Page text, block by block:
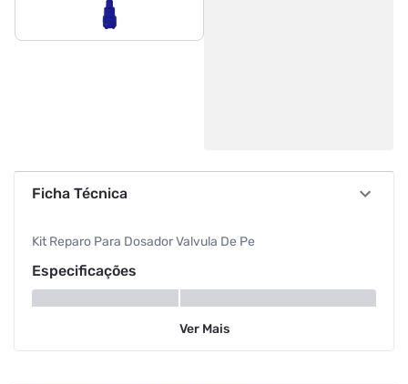
Ficha Técnica
Kit Reparo Para Dosador Valvula De Pe
Especificações
Ver Mais